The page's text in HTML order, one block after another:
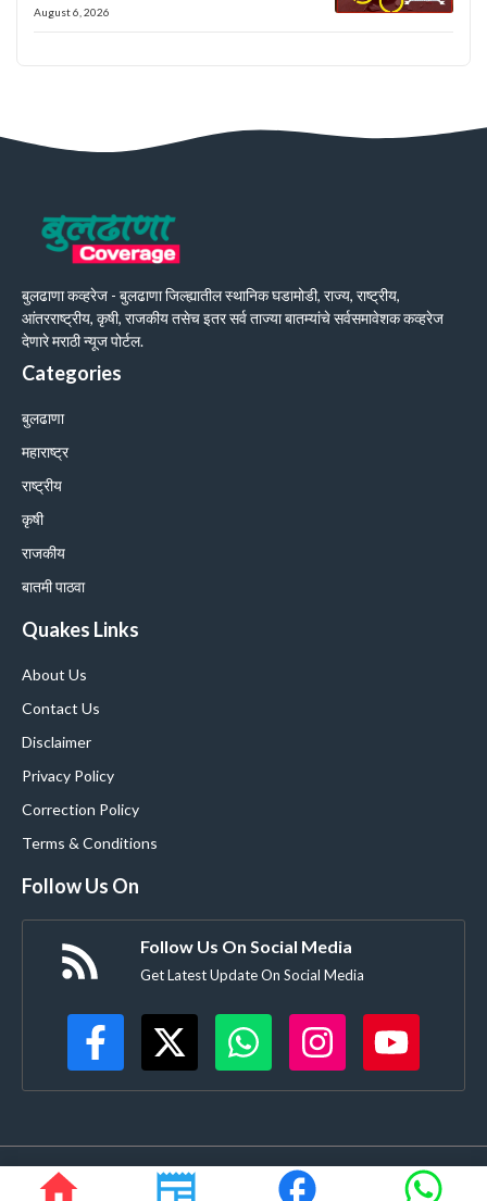
August 6, 2026
बुलढाणा कव्हरेज - बुलढाणा जिल्ह्यातील स्थानिक घडामोडी, राज्य, राष्ट्रीय,
आंतरराष्ट्रीय, कृषी, राजकीय तसेच इतर सर्व ताज्या बातम्यांचे सर्वसमावेशक कव्हरेज
देणारे मराठी न्यूज पोर्टल.
Categories
बुलढाणा
महाराष्ट्र
राष्ट्रीय
कृषी
राजकीय
बातमी पाठवा
Quakes Links
About Us
Contact Us
Disclaimer
Privacy Policy
Correction Policy
Terms & Conditions
Follow Us On
Follow Us On Social Media
Get Latest Update On Social Media
©Buldanacoverage.com
• All rights reserved • Created by-